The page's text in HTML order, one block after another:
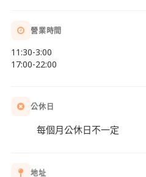
營業時間
11:30-3:00
17:00-22:00
公休日
每個月公休日不一定
地址